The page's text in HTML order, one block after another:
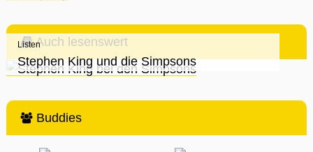
Auch lesenswert
Listen
Stephen King und die Simpsons
Buddies